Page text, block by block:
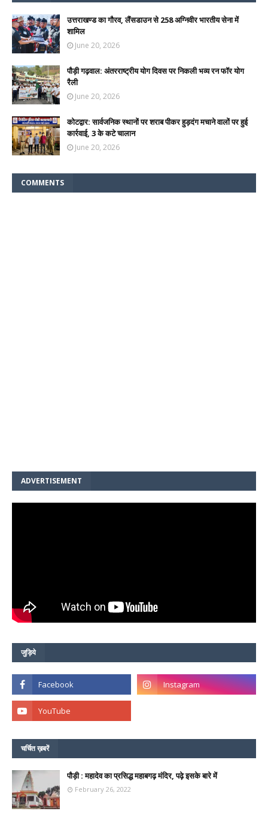
उत्तराखण्ड का गौरव, लैंसडाउन से 258 अग्निवीर भारतीय सेना में
शामिल
June 20, 2026
पौड़ी गढ़वाल: अंतरराष्ट्रीय योग दिवस पर निकली भव्य रन फॉर योग
रैली
June 20, 2026
कोटद्वार: सार्वजनिक स्थानों पर शराब पीकर हुड़दंग मचाने वालों पर हुई
कार्रवाई, 3 के कटे चालान
June 20, 2026
COMMENTS
ADVERTISEMENT
जुड़िये
चर्चित ख़बरें
पौड़ी : महादेव का प्रसिद्ध महाबगढ़ मंदिर, पढ़े इसके बारे में
February 26, 2022